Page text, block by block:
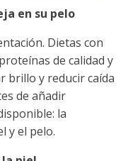
en su pelo
Dietas con
de calidad y
brillo y reducir caída
de añadir
la
y el pelo.